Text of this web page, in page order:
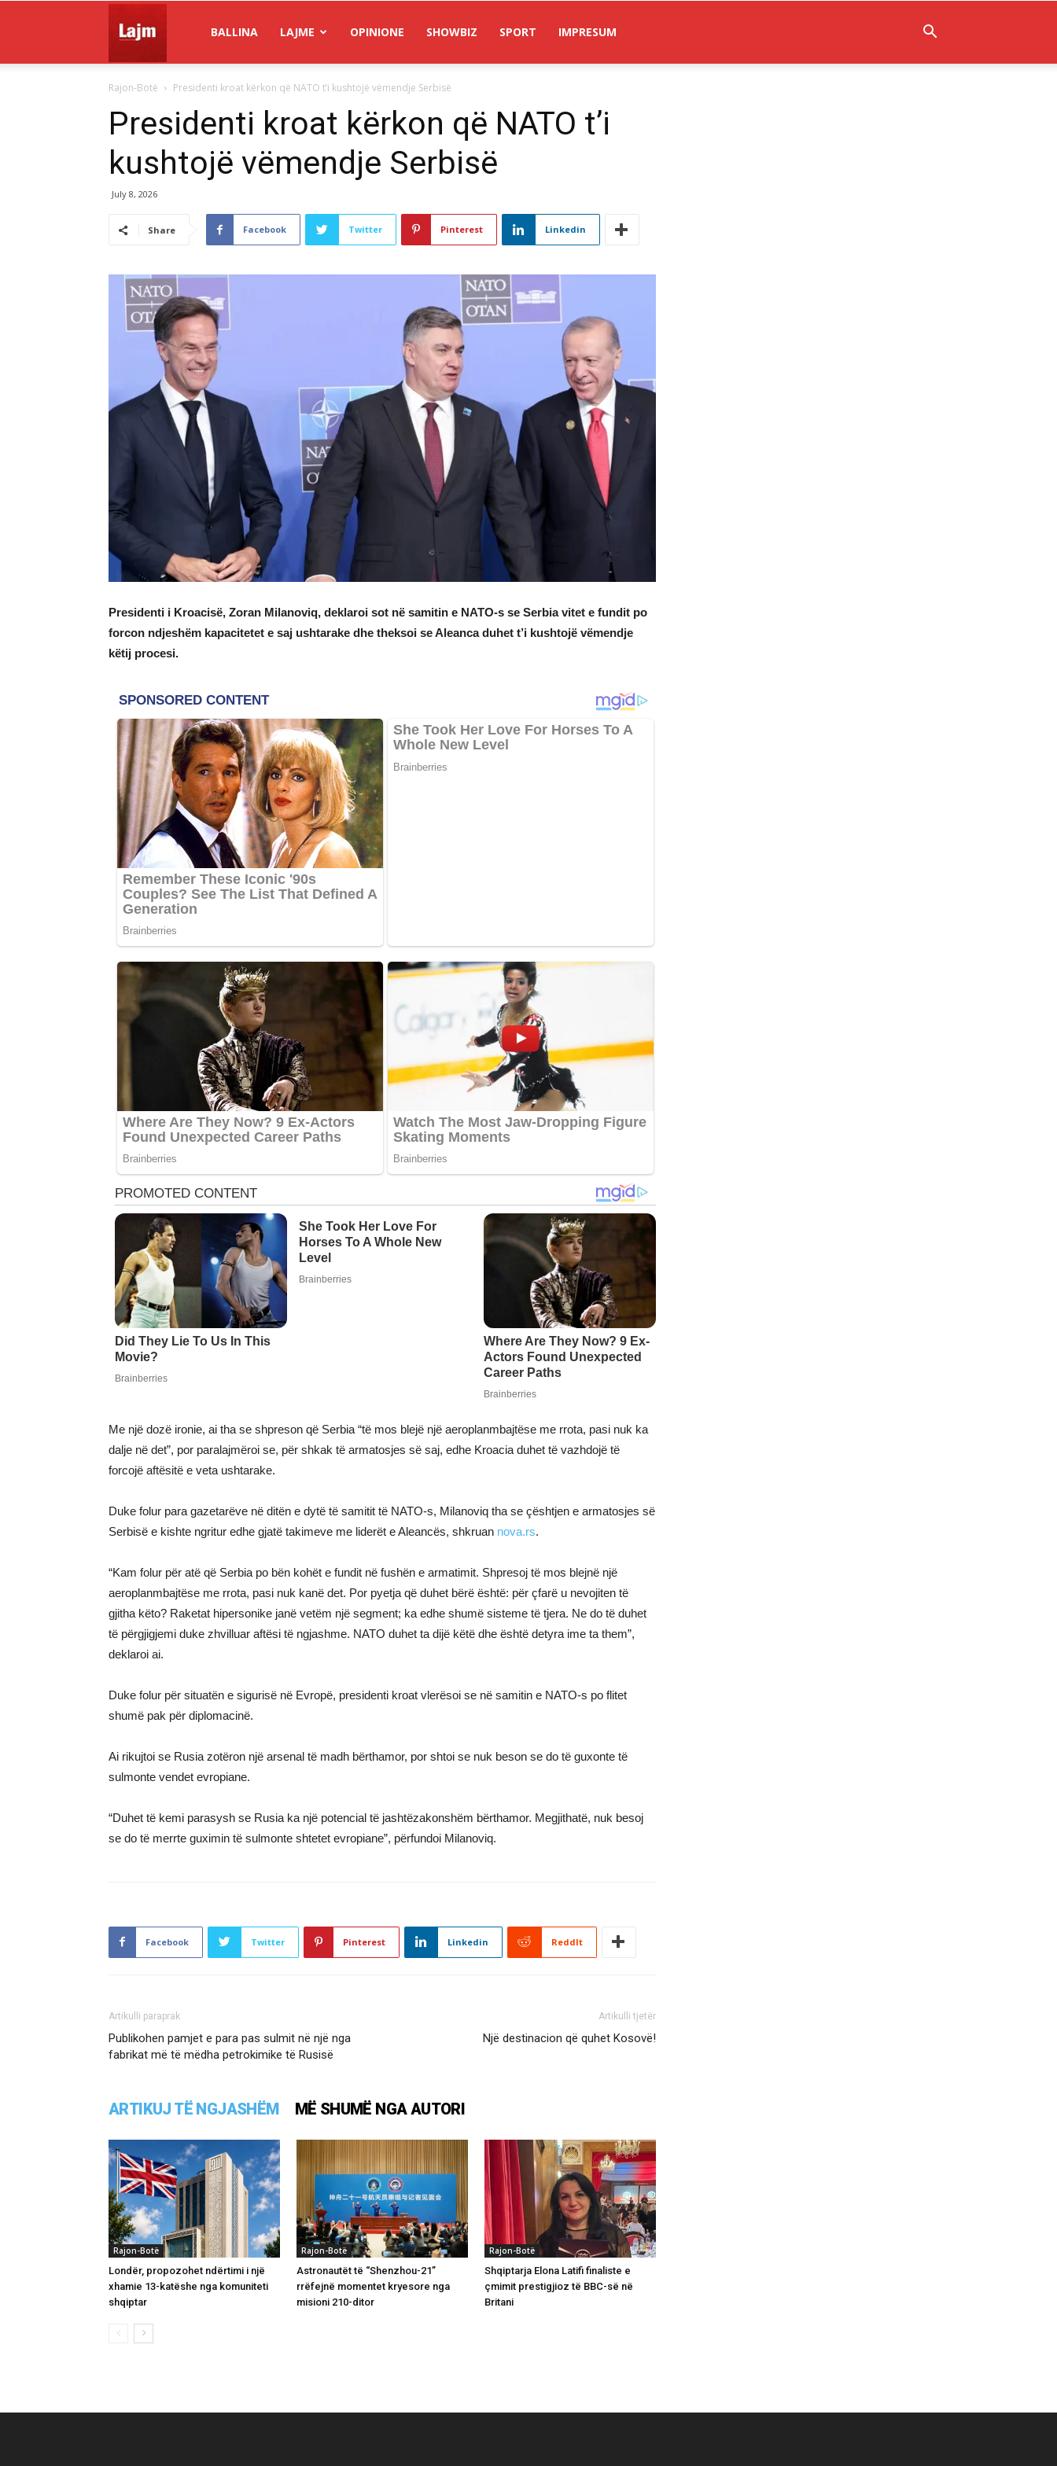
Lajm
BALLINA LAJME OPINIONE SHOWBIZ SPORT IMPRESUM
Rajon-Botë Presidenti kroat kërkon që NATO t’i kushtojë vëmendje Serbisë
Presidenti kroat kërkon që NATO t’i
kushtojë vëmendje Serbisë
July 8, 2026
Share Facebook Twitter Pinterest Linkedin
Presidenti i Kroacisë, Zoran Milanoviq, deklaroi sot në samitin e NATO-s se Serbia vitet e fundit po
forcon ndjeshëm kapacitetet e saj ushtarake dhe theksoi se Aleanca duhet t’i kushtojë vëmendje
këtij procesi.
Me një dozë ironie, ai tha se shpreson që Serbia “të mos blejë një aeroplanmbajtëse me rrota, pasi nuk ka
dalje në det”, por paralajmëroi se, për shkak të armatosjes së saj, edhe Kroacia duhet të vazhdojë të
forcojë aftësitë e veta ushtarake.
Duke folur para gazetarëve në ditën e dytë të samitit të NATO-s, Milanoviq tha se çështjen e armatosjes së
Serbisë e kishte ngritur edhe gjatë takimeve me liderët e Aleancës, shkruan nova.rs.
“Kam folur për atë që Serbia po bën kohët e fundit në fushën e armatimit. Shpresoj të mos blejnë një
aeroplanmbajtëse me rrota, pasi nuk kanë det. Por pyetja që duhet bërë është: për çfarë u nevojiten të
gjitha këto? Raketat hipersonike janë vetëm një segment; ka edhe shumë sisteme të tjera. Ne do të duhet
të përgjigjemi duke zhvilluar aftësi të ngjashme. NATO duhet ta dijë këtë dhe është detyra ime ta them”,
deklaroi ai.
Duke folur për situatën e sigurisë në Evropë, presidenti kroat vlerësoi se në samitin e NATO-s po flitet
shumë pak për diplomacinë.
Ai rikujtoi se Rusia zotëron një arsenal të madh bërthamor, por shtoi se nuk beson se do të guxonte të
sulmonte vendet evropiane.
“Duhet të kemi parasysh se Rusia ka një potencial të jashtëzakonshëm bërthamor. Megjithatë, nuk besoj
se do të merrte guximin të sulmonte shtetet evropiane”, përfundoi Milanoviq.
Facebook Twitter Pinterest Linkedin ReddIt
Artikulli paraprak
Publikohen pamjet e para pas sulmit në një nga
fabrikat më të mëdha petrokimike të Rusisë
Artikulli tjetër
Një destinacion që quhet Kosovë!
ARTIKUJ TË NGJASHËM MË SHUMË NGA AUTORI
Rajon-Botë
Londër, propozohet ndërtimi i një
xhamie 13-katëshe nga komuniteti
shqiptar
Rajon-Botë
Astronautët të “Shenzhou-21”
rrëfejnë momentet kryesore nga
misioni 210-ditor
Rajon-Botë
Shqiptarja Elona Latifi finaliste e
çmimit prestigjioz të BBC-së në
Britani